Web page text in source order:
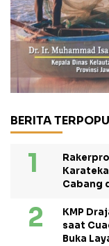
BERITA
Cabang
KMP
saat
Buka